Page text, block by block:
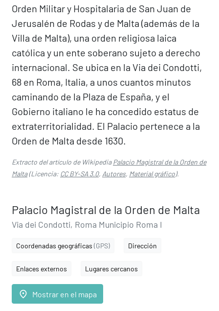
Orden Militar y Hospitalaria de San Juan de
Jerusalén de Rodas y de Malta (además de la
Villa de Malta), una orden religiosa laica
católica y un ente soberano sujeto a derecho
internacional. Se ubica en la Via dei Condotti,
68 en Roma, Italia, a unos cuantos minutos
caminando de la Plaza de España, y el
Gobierno italiano le ha concedido estatus de
extraterritorialidad. El Palacio pertenece a la
Orden de Malta desde 1630.
Extracto del artículo de WikipediaPalacio Magistral de la Orden de
Malta(Licencia: CC BY-SA 3.0, Autores, Material gráfico).
Palacio Magistral de la Orden de Malta
Via dei Condotti, Roma Municipio Roma I
Coordenadas geográficas (GPS) Dirección
Enlaces externos Lugares cercanos
place Mostrar en el mapa